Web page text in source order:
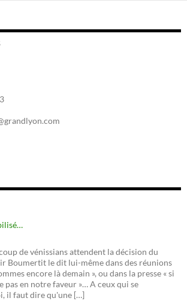
de vénissians attendent la décision du
Boumertit le dit lui-même dans des réunions
encore là demain », ou dans la presse « si
pas en notre faveur »… A ceux qui se
il faut dire qu'une […]